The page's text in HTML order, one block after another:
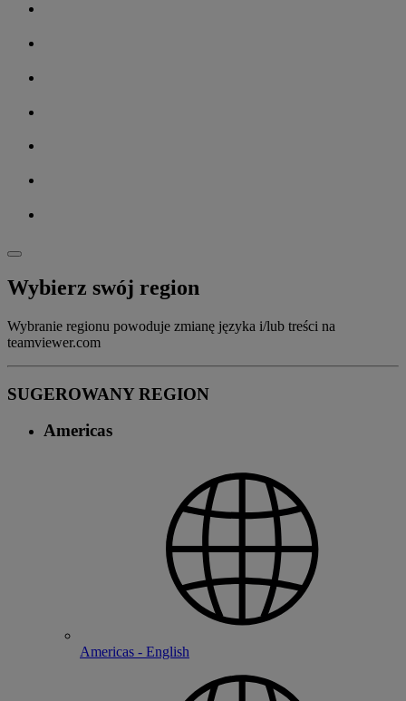
Wybierz swój region
Wybranie regionu powoduje zmianę języka i/lub treści na
teamviewer.com
SUGEROWANY REGION
Americas
Americas - English